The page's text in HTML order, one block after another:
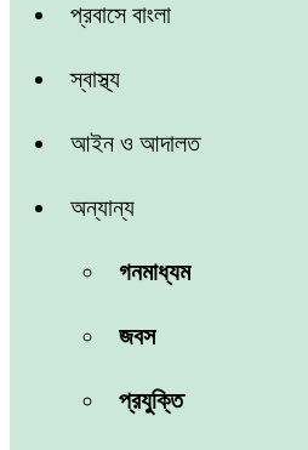
প্রবাসে বাংলা
স্বাস্থ্য
আইন ও আদালত
অন্যান্য
গনমাধ্যম
জবস
প্রযুক্তি